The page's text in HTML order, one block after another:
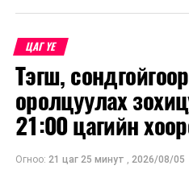
ЦАГ ҮЕ
Тэгш,
оролцуулах
21:00 цагийн
Огноо: 21 цаг 25 минут , 2026/08/05